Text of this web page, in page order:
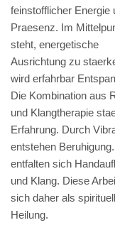
feinstofflicher Energie
Praesenz. Im
steht, energetische
Ausrichtung zu
wird erfahrbar
Die Kombination aus
und Klangtherapie
Erfahrung. Durch
entstehen
entfalten sich
und Klang. Diese
sich daher als
Heilung.